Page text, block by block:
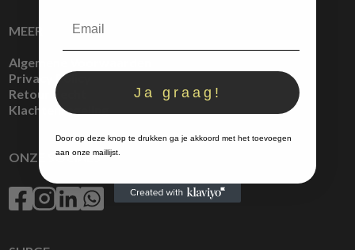
MEER
Algemene Voorwaarden
Privacy Policy
Retour Recht
Klachtenregeling
ONZE SOCIALS
Ja graag!
Door op deze knop te drukken ga je akkoord met het toevoegen
aan onze maillijst.